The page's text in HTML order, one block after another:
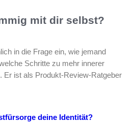
mit dir selbst?
in die Frage ein, wie jemand
Schritte zu mehr innerer
Er ist als Produkt-Review-Ratgeber